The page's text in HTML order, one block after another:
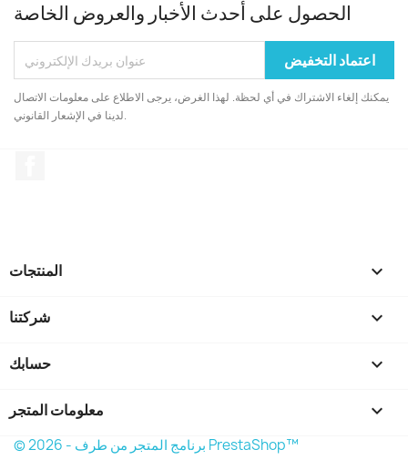
الحصول على أحدث الأخبار والعروض الخاصة
يمكنك إلغاء الاشتراك في أي لحظة. لهذا الغرض، يرجى الاطلاع على معلومات الاتصال
لدينا في الإشعار القانوني.
المنتجات 
شركتنا 
حسابك 
معلومات المتجر keyboard_arrow_down
© 2026 - برنامج المتجر من طرف PrestaShop™